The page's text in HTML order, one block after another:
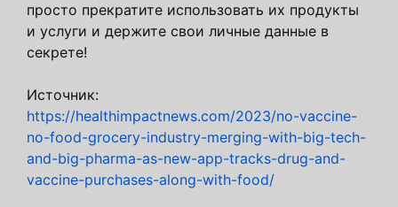
просто прекратите использовать их продукты
и услуги и держите свои личные данные в
секрете!
Источник:
https://healthimpactnews.com/2023/no-vaccine-
no-food-grocery-industry-merging-with-big-tech-
and-big-pharma-as-new-app-tracks-drug-and-
vaccine-purchases-along-with-food/